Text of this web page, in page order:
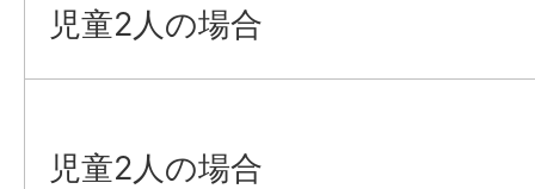
児童2人の場合
児童2人の場合